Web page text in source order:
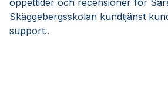
öppettider och recensioner för
Skäggebergsskolan kundtjänst
support..